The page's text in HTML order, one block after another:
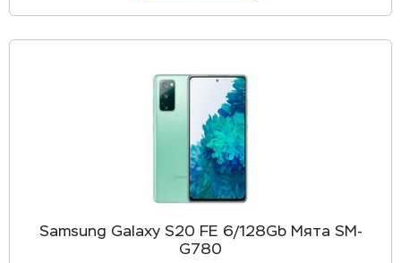
Samsung Galaxy S20 FE 6/128Gb Мята SM-
G780